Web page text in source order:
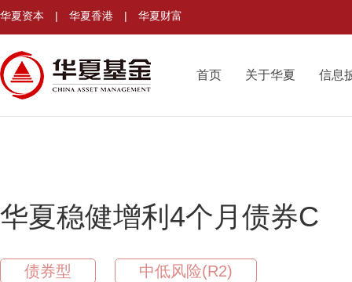
华夏资本 | 华夏香港 | 华夏财富
首页 关于华夏 信息
华夏稳健增利4个月债券C
债券型 中低风险(R2)